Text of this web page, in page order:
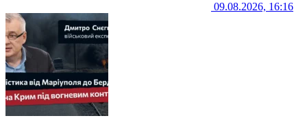
09.08.2026, 16:16